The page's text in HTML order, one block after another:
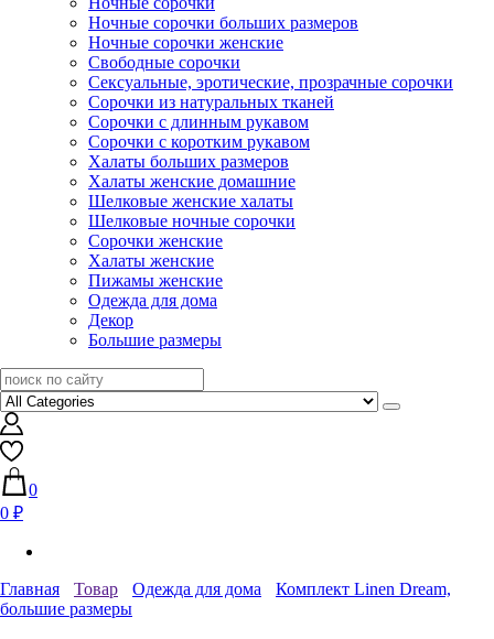
Ночные сорочки больших размеров
Ночные сорочки женские
Свободные сорочки
Сексуальные, эротические, прозрачные сорочки
Сорочки из натуральных тканей
Сорочки с длинным рукавом
Сорочки с коротким рукавом
Халаты больших размеров
Халаты женские домашние
Шелковые женские халаты
Шелковые ночные сорочки
Сорочки женские
Халаты женские
Пижамы женские
Одежда для дома
Декор
Большие размеры
0
0 ₽
Главная Товар Одежда для дома
Комплект Linen Dream,
большие размеры